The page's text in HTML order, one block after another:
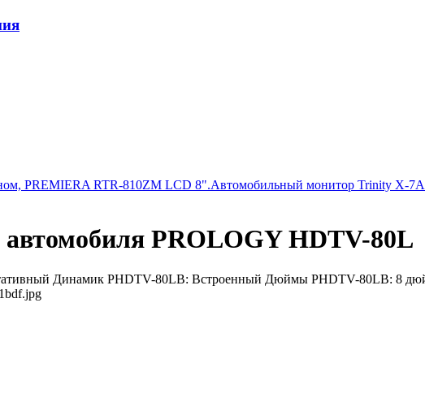
PREMIERA RTR-810ZM LCD 8".Автомобильный монитор Trinity X-
PROLOGY HDTV-80L
Динамик PHDTV-80LB: Встроенный Дюймы PHDTV-80LB: 8